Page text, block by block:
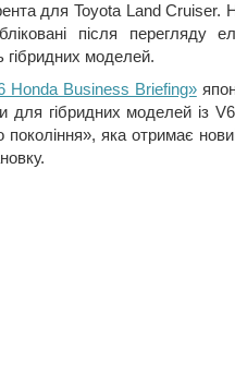
для Toyota Land Cruiser.
після перегляду
гібридних моделей.
Honda Business Briefing»
для гібридних моделей із
покоління», яка отримає